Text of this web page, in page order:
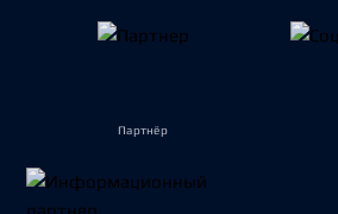
Партнёр